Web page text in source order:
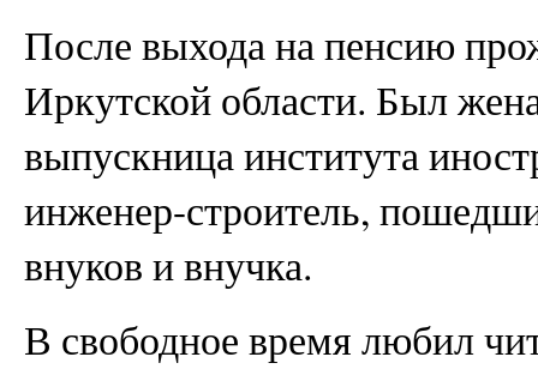
После выхода на пенсию
Иркутской области. Был
выпускница института
инженер-строитель,
внуков и внучка.
В свободное время любил